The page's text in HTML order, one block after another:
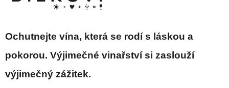
Ochutnejte vína, která se rodí s láskou a
pokorou. Výjimečné vinařství si zaslouží
výjimečný zážitek.